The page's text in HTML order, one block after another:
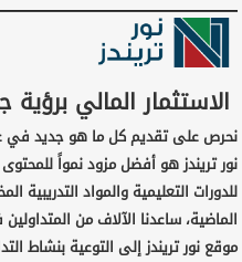
الاستثمار المالي برؤية
نحرص على تقديم كل ما هو جديد في
نور تريندز هو أفضل مزود نمواً
للدورات التعليمية والمواد
الماضية، ساعدنا الآلاف من
موقع نور تريندز إلى التوعية بنشاط